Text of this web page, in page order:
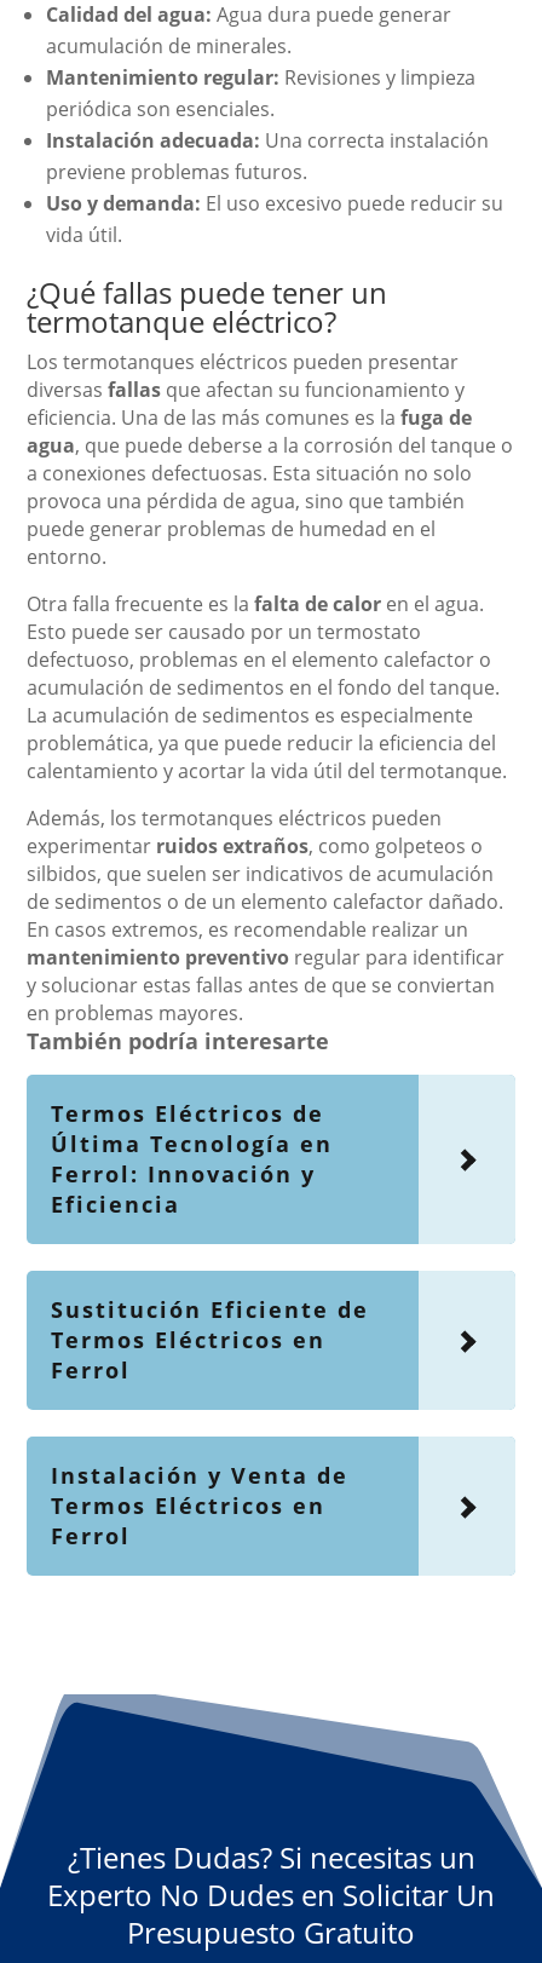
Calidad del agua: Agua dura puede generar
acumulación de minerales.
Mantenimiento regular: Revisiones y limpieza
periódica son esenciales.
Instalación adecuada: Una correcta instalación
previene problemas futuros.
Uso y demanda: El uso excesivo puede reducir su
vida útil.
¿Qué fallas puede tener un
termotanque eléctrico?
Los termotanques eléctricos pueden presentar
diversasfallas que afectan su funcionamiento y
eficiencia. Una de las más comunes es lafuga de
agua, que puede deberse a la corrosión del tanque o
a conexiones defectuosas. Esta situación no solo
provoca una pérdida de agua, sino que también
puede generar problemas de humedad en el
entorno.
Otra falla frecuente es lafalta de calor en el agua.
Esto puede ser causado por un termostato
defectuoso, problemas en el elemento calefactor o
acumulación de sedimentos en el fondo del tanque.
La acumulación de sedimentos es especialmente
problemática, ya que puede reducir la eficiencia del
calentamiento y acortar la vida útil del termotanque.
Además, los termotanques eléctricos pueden
experimentar ruidos extraños, como golpeteos o
silbidos, que suelen ser indicativos de acumulación
de sedimentos o de un elemento calefactor dañado.
En casos extremos, es recomendable realizar un
mantenimiento preventivo regular para identificar
y solucionar estas fallas antes de que se conviertan
en problemas mayores.
También podría interesarte
Termos Eléctricos de
Última Tecnología en
Ferrol: Innovación y
Eficiencia
Sustitución Eficiente de
Termos Eléctricos en
Ferrol
Instalación y Venta de
Termos Eléctricos en
Ferrol
¿Tienes Dudas? Si necesitas un
Experto No Dudes en Solicitar Un
Presupuesto Gratuito